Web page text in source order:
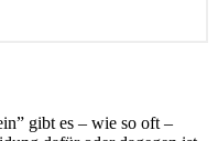
gibt es – wie so oft –